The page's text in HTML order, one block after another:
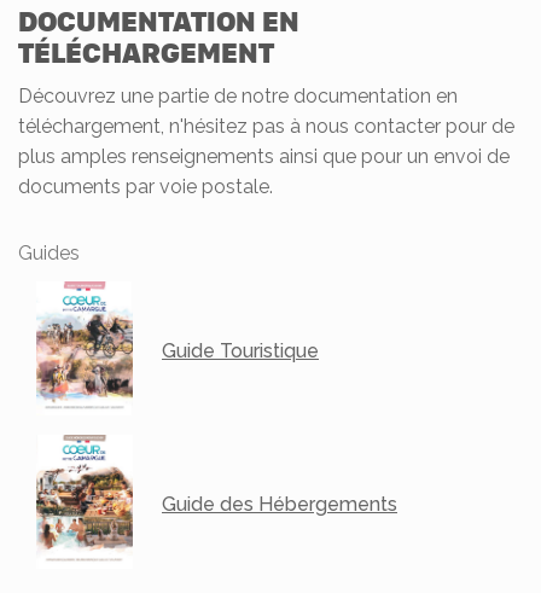
DOCUMENTATION EN
TÉLÉCHARGEMENT
Découvrez une partie de notre documentation en
téléchargement, n'hésitez pas à nous contacter pour de
plus amples renseignements ainsi que pour un envoi de
documents par voie postale.
Guides
Guide Touristique
Guide des Hébergements